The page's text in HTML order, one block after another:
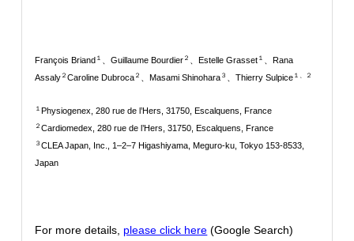
François Briand １ 、Guillaume Bourdier ２ 、Estelle Grasset １
、Rana
Assaly ２Caroline Dubroca ２ 、Masami Shinohara ３ 、Thierry Sulpice １、２
１Physiogenex, 280 rue de l’Hers, 31750, Escalquens, France
２Cardiomedex, 280 rue de l’Hers, 31750, Escalquens, France
３CLEA Japan, Inc., 1–2–7 Higashiyama, Meguro-ku, Tokyo 153-8533,
Japan
For more details, please click here (Google Search)